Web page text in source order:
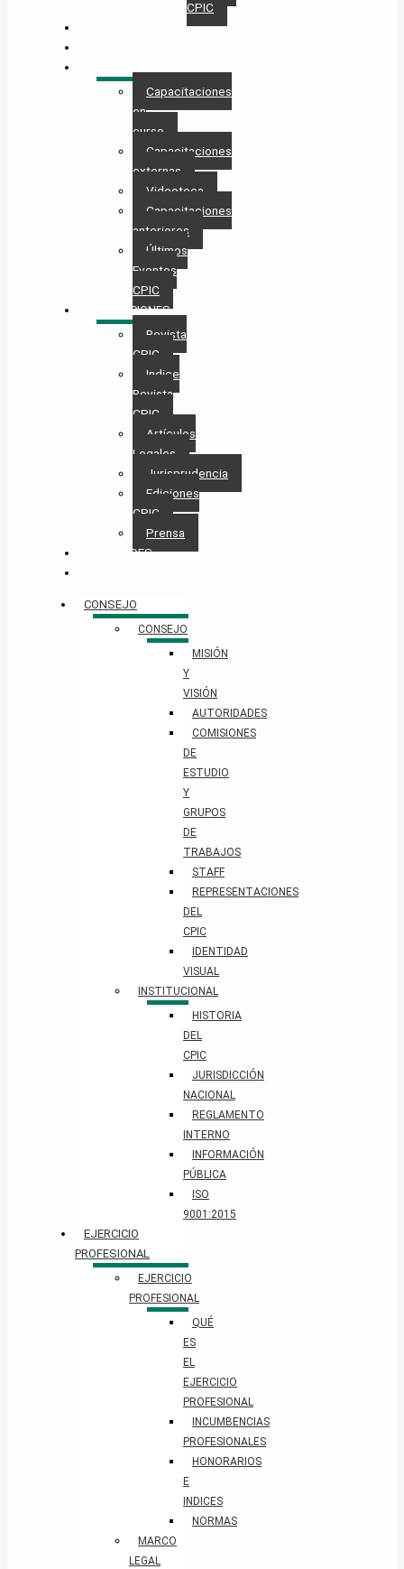
CPIC
Capacitaciones
en
curso
Capacitaciones
externas
Videoteca
Capacitaciones
anteriores
Últimos
Eventos
CPIC
PUBLICACIONES
Revista
CPIC
Indice
Revista
CPIC
Artículos
Legales
Jurisprudencia
Ediciones
CPIC
Prensa
NOVEDADES
CONSEJO
CONSEJO
MISIÓN
Y
VISIÓN
AUTORIDADES
COMISIONES
DE
ESTUDIO
Y
GRUPOS
DE
TRABAJOS
STAFF
REPRESENTACIONES
DEL
CPIC
IDENTIDAD
VISUAL
INSTITUCIONAL
HISTORIA
DEL
CPIC
JURISDICCIÓN
NACIONAL
REGLAMENTO
INTERNO
INFORMACIÓN
PÚBLICA
ISO
9001:2015
EJERCICIO
PROFESIONAL
EJERCICIO
PROFESIONAL
QUÉ
ES
EL
EJERCICIO
PROFESIONAL
INCUMBENCIAS
PROFESIONALES
HONORARIOS
E
INDICES
NORMAS
MARCO
LEGAL